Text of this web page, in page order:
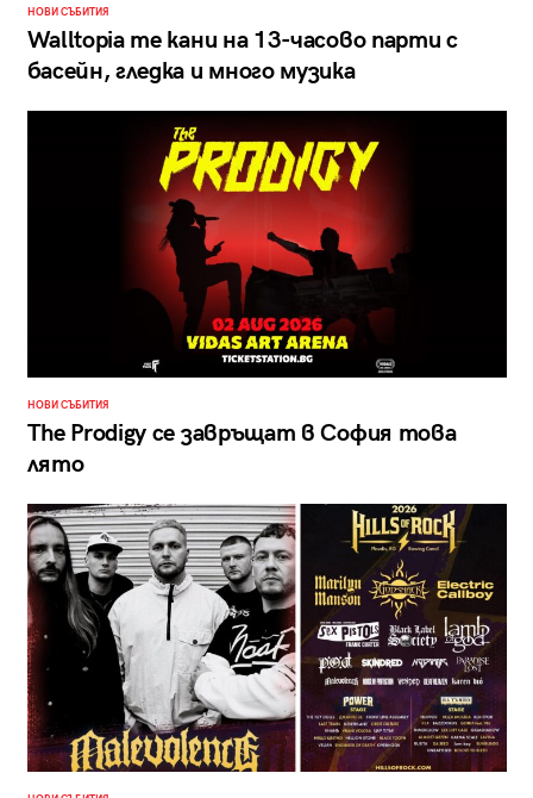
НОВИ СЪБИТИЯ
Walltopia те кани на 13-часово парти с
басейн, гледка и много музика
НОВИ СЪБИТИЯ
The Prodigy се завръщат в София това
лято